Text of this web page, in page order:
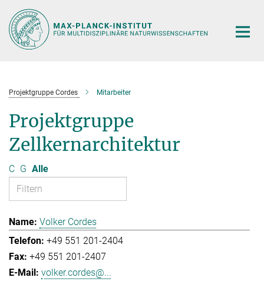
Hauptinhalt
Projektgruppe Cordes Mitarbeiter
Projektgruppe
Zellkernarchitektur
C G Alle
Volker Cordes
+49 551 201-2404
+49 551 201-2407
volker.cordes@...